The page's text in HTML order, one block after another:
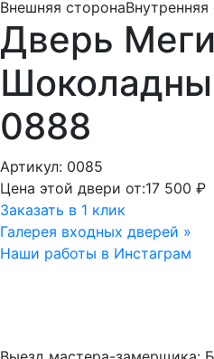
Внешняя сторонаВнутренняя
Дверь
0888
Артикул: 0085
Цена этой двери от:17 500 ₽
Заказать в 1 клик
Галерея входных дверей »
Наши работы в Инстаграм